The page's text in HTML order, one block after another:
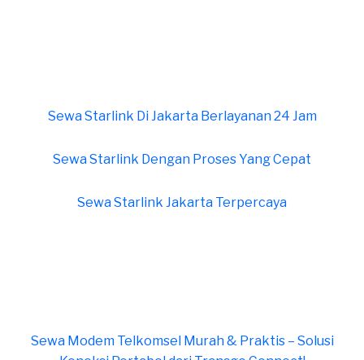
Sewa Starlink Di Jakarta Berlayanan 24 Jam
Sewa Starlink Dengan Proses Yang Cepat
Sewa Starlink Jakarta Terpercaya
Sewa Modem Telkomsel Murah & Praktis – Solusi